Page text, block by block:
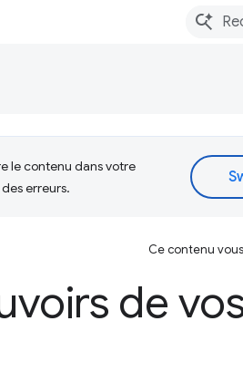
le contenu dans votre
erreurs.
Ce contenu
de